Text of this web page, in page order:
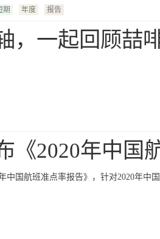
期 年度 报告
，一起回顾喆
《2020年中国
中国航班准点率报告》，针对2020年